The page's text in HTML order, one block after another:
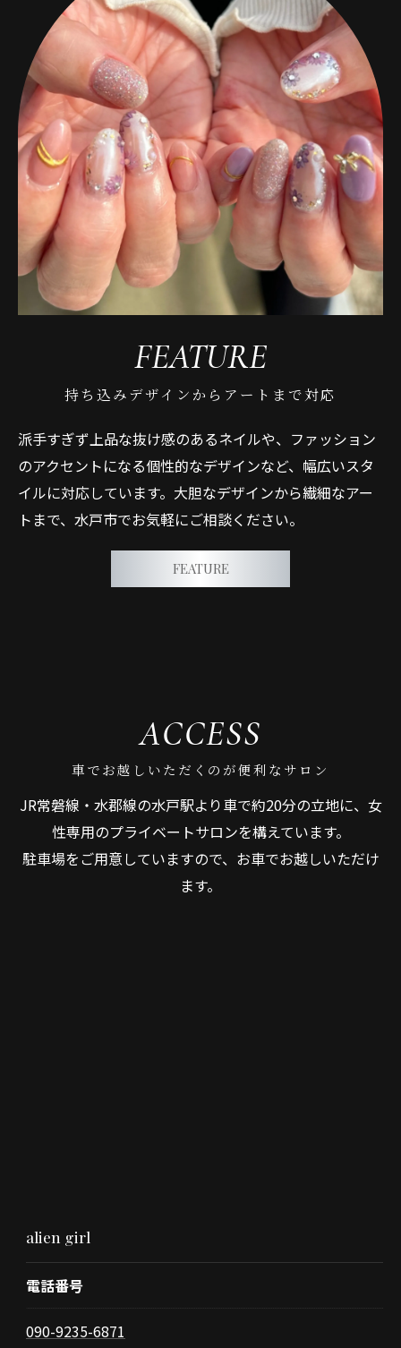
FEATURE
持ち込みデザインからアートまで対応
派手すぎず上品な抜け感のあるネイルや、ファッション
のアクセントになる個性的なデザインなど、幅広いスタ
イルに対応しています。大胆なデザインから繊細なアー
トまで、水戸市でお気軽にご相談ください。
FEATURE
車でお越しいただくのが便利なサロン
ACCESS
JR常磐線・水郡線の水戸駅より車で約20分の立地に、女
性専用のプライベートサロンを構えています。
駐車場をご用意していますので、お車でお越しいただけ
ます。
alien girl
電話番号
090-9235-6871